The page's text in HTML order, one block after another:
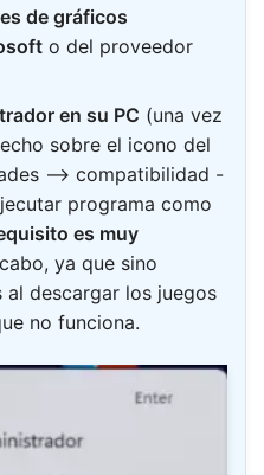
de gráficos
o del proveedor
en su PC (una vez
sobre el icono del
--> compatibilidad -
programa como
es muy
ya que sino
descargar los juegos
no funciona.